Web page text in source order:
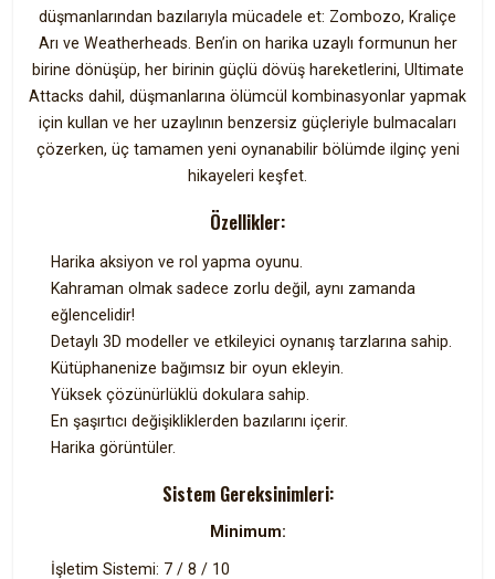
düşmanlarından bazılarıyla mücadele et: Zombozo, Kraliçe
Arı ve Weatherheads. Ben’in on harika uzaylı formunun her
birine dönüşüp, her birinin güçlü dövüş hareketlerini, Ultimate
Attacks dahil, düşmanlarına ölümcül kombinasyonlar yapmak
için kullan ve her uzaylının benzersiz güçleriyle bulmacaları
çözerken, üç tamamen yeni oynanabilir bölümde ilginç yeni
hikayeleri keşfet.
Özellikler:
Harika aksiyon ve rol yapma oyunu.
Kahraman olmak sadece zorlu değil, aynı zamanda
eğlencelidir!
Detaylı 3D modeller ve etkileyici oynanış tarzlarına sahip.
Kütüphanenize bağımsız bir oyun ekleyin.
Yüksek çözünürlüklü dokulara sahip.
En şaşırtıcı değişikliklerden bazılarını içerir.
Harika görüntüler.
Sistem Gereksinimleri:
Minimum:
İşletim Sistemi: 7 / 8 / 10